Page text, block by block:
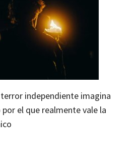
independiente imagina
el que realmente vale la